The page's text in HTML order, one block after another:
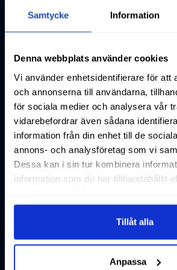
Samtycke Information
Denna webbplats använder cookies
Vi använder enhetsidentifierare för att
och annonserna till användarna,
för sociala medier och analysera vår
vidarebefordrar även sådana
information från din enhet till de
annons- och analysföretag som vi
Dessa kan i sin tur kombinera
information som du har tillhandahållit
Tillåt alla
Anpassa